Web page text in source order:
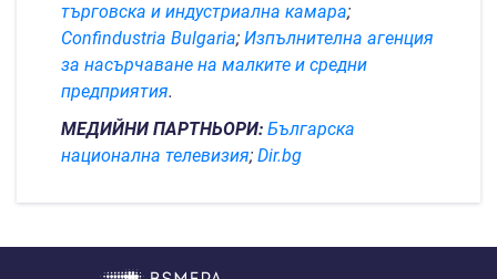
търговска и индустриална камара;
Confindustria Bulgaria; Изпълнителна агенция
за насърчаване на малките и средни
предприятия.
МЕДИЙНИ ПАРТНЬОРИ: Българска
национална телевизия; Dir.bg